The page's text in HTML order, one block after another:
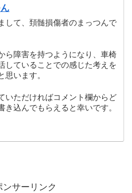
して、頚髄損傷者のまっつんで
ら障害を持つようになり、車椅
していることでの感じた考えを
思います。
いただければコメント欄からど
き込んでもらえると幸いです。
ンサーリンク